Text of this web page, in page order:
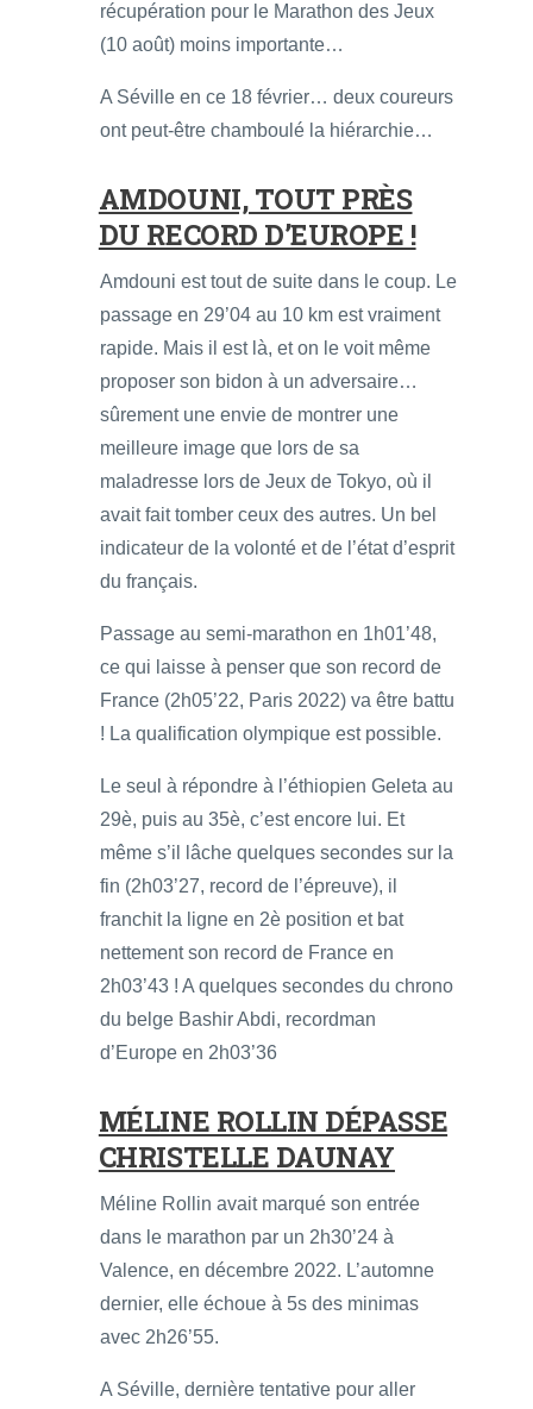
récupération pour le Marathon des Jeux
(10 août) moins importante…
A Séville en ce 18 février… deux coureurs
ont peut-être chamboulé la hiérarchie…
AMDOUNI, TOUT PRÈS
DU RECORD D’EUROPE !
Amdouni est tout de suite dans le coup. Le
passage en 29’04 au 10 km est vraiment
rapide. Mais il est là, et on le voit même
proposer son bidon à un adversaire…
sûrement une envie de montrer une
meilleure image que lors de sa
maladresse lors de Jeux de Tokyo, où il
avait fait tomber ceux des autres. Un bel
indicateur de la volonté et de l’état d’esprit
du français.
Passage au semi-marathon en 1h01’48,
ce qui laisse à penser que son record de
France (2h05’22, Paris 2022) va être battu
! La qualification olympique est possible.
Le seul à répondre à l’éthiopien Geleta au
29è, puis au 35è, c’est encore lui. Et
même s’il lâche quelques secondes sur la
fin (2h03’27, record de l’épreuve), il
franchit la ligne en 2è position et bat
nettement son record de France en
2h03’43 ! A quelques secondes du chrono
du belge Bashir Abdi, recordman
d’Europe en 2h03’36
MÉLINE ROLLIN DÉPASSE
CHRISTELLE DAUNAY
Méline Rollin avait marqué son entrée
dans le marathon par un 2h30’24 à
Valence, en décembre 2022. L’automne
dernier, elle échoue à 5s des minimas
avec 2h26’55.
A Séville, dernière tentative pour aller